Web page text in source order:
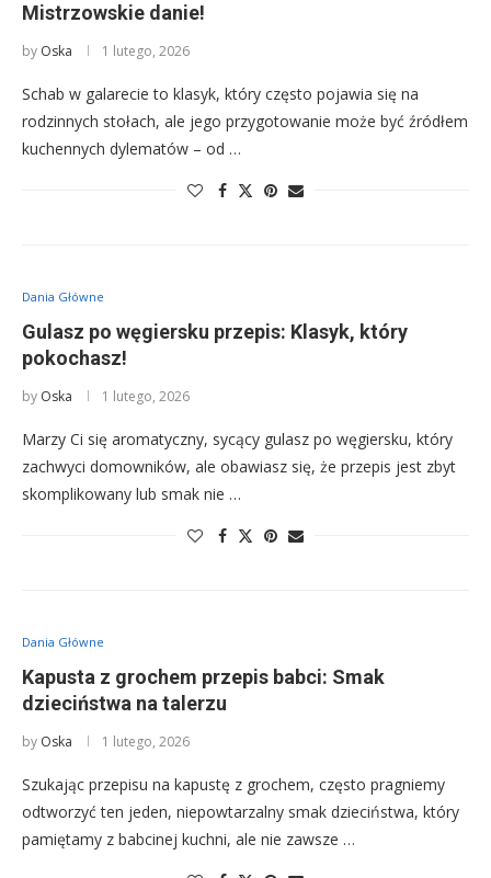
Mistrzowskie danie!
by Oska 1 lutego, 2026
Schab w galarecie to klasyk, który często pojawia się na
rodzinnych stołach, ale jego przygotowanie może być źródłem
kuchennych dylematów – od …
Dania Główne
Gulasz po węgiersku przepis: Klasyk, który
pokochasz!
by Oska 1 lutego, 2026
Marzy Ci się aromatyczny, sycący gulasz po węgiersku, który
zachwyci domowników, ale obawiasz się, że przepis jest zbyt
skomplikowany lub smak nie …
Dania Główne
Kapusta z grochem przepis babci: Smak
dzieciństwa na talerzu
by Oska 1 lutego, 2026
Szukając przepisu na kapustę z grochem, często pragniemy
odtworzyć ten jeden, niepowtarzalny smak dzieciństwa, który
pamiętamy z babcinej kuchni, ale nie zawsze …